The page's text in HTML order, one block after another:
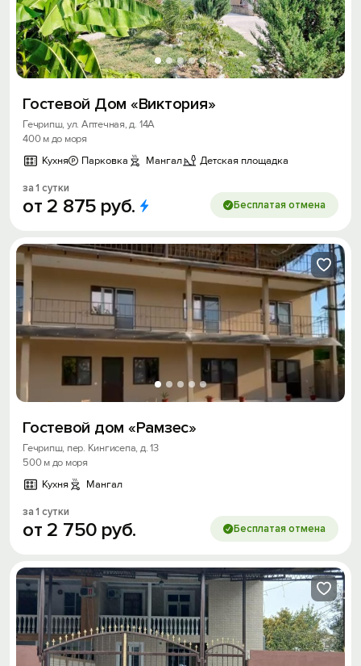
Гостевой Дом «Виктория»
Гечрипш, ул. Аптечная, д. 14А
400 м до моря
Кухня
Парковка Мангал Детская площадка
за 1 сутки
от 2 875 руб. Бесплатая отмена
Гостевой дом «Рамзес»
Гечрипш, пер. Кингисепа, д. 13
500 м до моря
Кухня
Мангал
за 1 сутки
от 2 750 руб. Бесплатая отмена